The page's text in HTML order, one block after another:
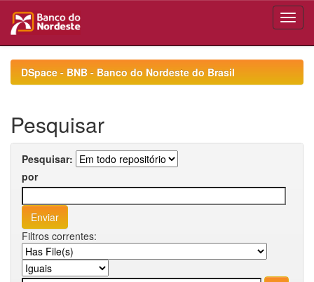
navigationDSpace - BNB - Banco do Nordeste do Brasil
Pesquisar
Pesquisar:
por
Filtros correntes: